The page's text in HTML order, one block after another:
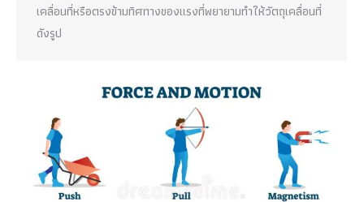
เคลื่อนที่หรือตรงข้ามทิศทางของแรงที่พยายามทำให้วัตถุเคลื่อนที่
ดังรูป